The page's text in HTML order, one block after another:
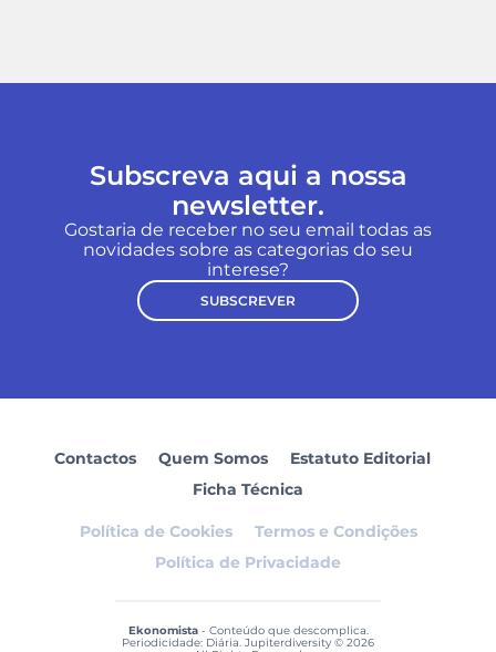
Subscreva aqui a nossa
newsletter.
Gostaria de receber no seu email todas as
novidades sobre as categorias do seu
interese?
SUBSCREVER
Contactos Quem Somos
Estatuto Editorial
Ficha Técnica
Política de Cookies
Termos e Condições
Política de Privacidade
Ekonomista- Conteúdo que descomplica.
Periodicidade: Diária. Jupiterdiversity © 2026